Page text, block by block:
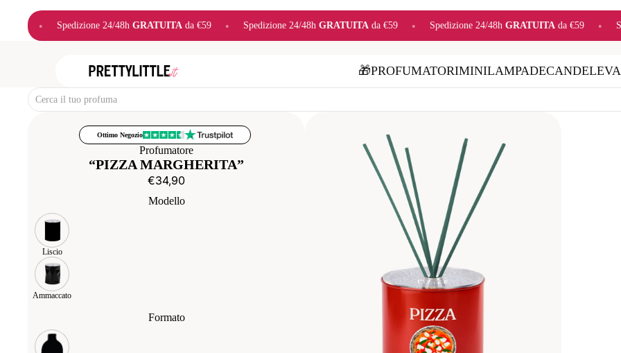
da €59 • Spedizione 24/48hGRATUITAda €59 • Spedizione 24/48hGRATUITAda €59 • Spedizione 24/48hGRATUITAda
🎁PROFUMATORIMINILAMPADECANDELE
Ottimo Negozio
Profumatore
“PIZZA MARGHERITA”
€34,90
Modello
Liscio
Ammaccato
Formato